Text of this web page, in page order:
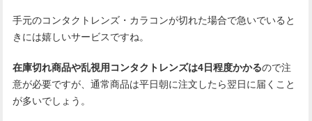
手元のコンタクトレンズ・カラコンが切れた場合で急いでいると
きには嬉しいサービスですね。
在庫切れ商品や乱視用コンタクトレンズは4日程度かかるので注
意が必要ですが、通常商品は平日朝に注文したら翌日に届くこと
が多いでしょう。